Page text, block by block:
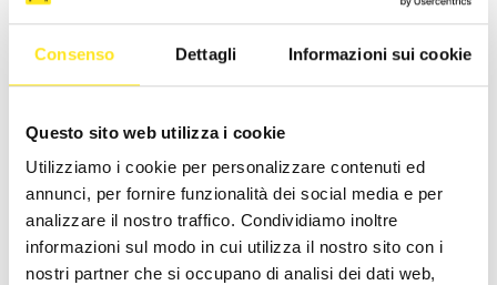
Consenso Dettagli Informazioni sui cookie
Questo sito web utilizza i cookie
Utilizziamo i cookie per personalizzare contenuti ed
annunci, per fornire funzionalità dei social media e per
analizzare il nostro traffico. Condividiamo inoltre
informazioni sul modo in cui utilizza il nostro sito con i
nostri partner che si occupano di analisi dei dati web,